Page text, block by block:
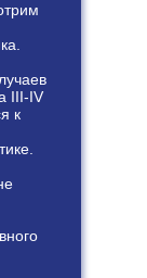
III-IV
к